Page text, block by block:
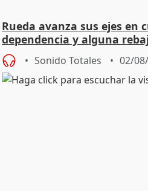
Rueda avanza sus ejes en
dependencia y alguna
vivienda
Sonido Totales 02/